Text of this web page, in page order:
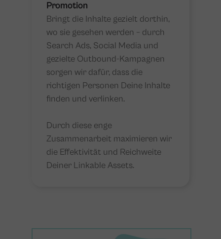
Promotion
Bringt die Inhalte gezielt dorthin,
wo sie gesehen werden – durch
Search Ads, Social Media und
gezielte Outbound-Kampagnen
sorgen wir dafür, dass die
richtigen Personen Deine Inhalte
finden und verlinken​​.
Durch diese enge
Zusammenarbeit maximieren wir
die Effektivität und Reichweite
Deiner Linkable Assets.